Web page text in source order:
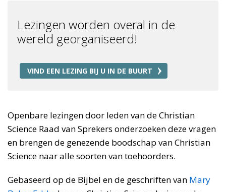
Lezingen worden overal in de
wereld georganiseerd!
VIND EEN LEZING BIJ U IN DE BUURT
Openbare lezingen door leden van de Christian
Science Raad van Sprekers onderzoeken deze vragen
en brengen de genezende boodschap van Christian
Science naar alle soorten van toehoorders.
Gebaseerd op de Bijbel en de geschriften van Mary